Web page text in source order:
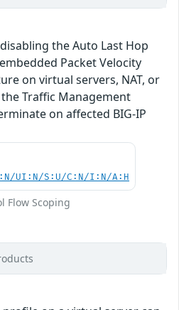
the Auto Last Hop
Packet Velocity
on virtual servers, NAT, or
the Traffic Management
on affected BIG-IP
UI:N/S:U/C:N/I:N/A:H
Flow Scoping